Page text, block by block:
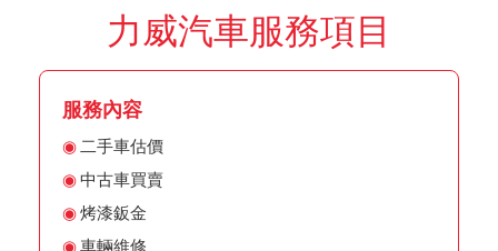
力威汽車服務項目
服務內容
二手車估價
中古車買賣
烤漆鈑金
車輛維修